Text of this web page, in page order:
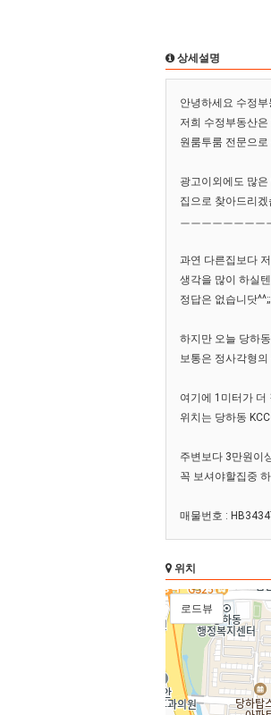
상세설명
안녕하세요 수정
저희 수정부동산
원룸투룸 전문으
광고이외에도 많
집으로 찾아드리
ㅡㅡㅡㅡㅡㅡㅡㅡ
과연 다른집보다
생각을 많이 하실
정답은 없습니닷^^;;
하지만 오늘 당하
보통은 정사각형
여기에 1미터가 더
위치는 당하동
주변보다 3만원이
꼭 보셔야할집중
매물번호 :
위치